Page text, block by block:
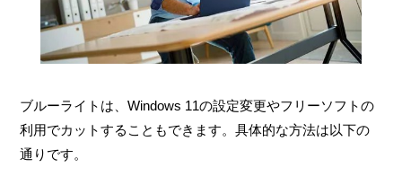
ブルーライトは、Windows 11の設定変更やフリーソフトの
利用でカットすることもできます。具体的な方法は以下の
通りです。